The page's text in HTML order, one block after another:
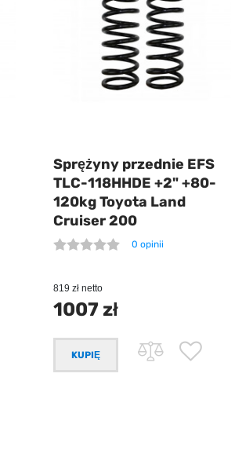
Sprężyny przednie EFS
TLC-118HHDE +2" +80-
120kg Toyota Land
Cruiser 200
0 opinii
819 zł netto
1007 zł